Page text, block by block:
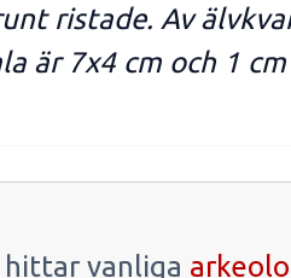
ristade. Av
är 7x4 cm och 1
hittar vanliga